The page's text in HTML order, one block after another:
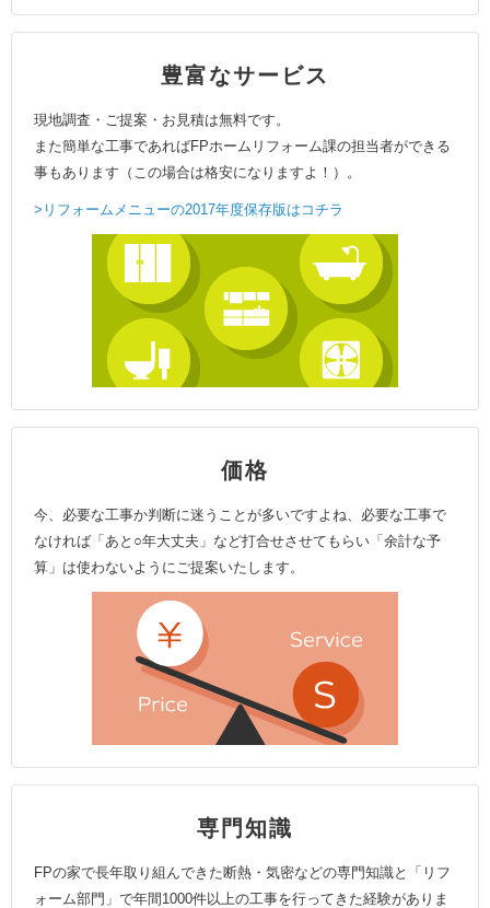
豊富なサービス
現地調査・ご提案・お見積は無料です。
また簡単な工事であればFPホームリフォーム課の担当者ができる
事もあります（この場合は格安になりますよ！）。
>リフォームメニューの2017年度保存版はコチラ
価格
今、必要な工事か判断に迷うことが多いですよね、必要な工事で
なければ「あと○年大丈夫」など打合せさせてもらい「余計な予
算」は使わないようにご提案いたします。
専門知識
FPの家で長年取り組んできた断熱・気密などの専門知識と「リフ
ォーム部門」で年間1000件以上の工事を行ってきた経験がありま